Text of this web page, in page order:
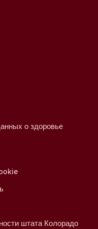
о здоровье
штата Колорадо